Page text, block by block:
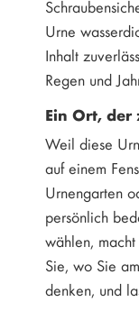
Urne
Inhalt
Regen und
Ein Ort,
Weil diese
auf einem
Urnengarten
persönlich
wählen,
Sie, wo Sie
denken, und